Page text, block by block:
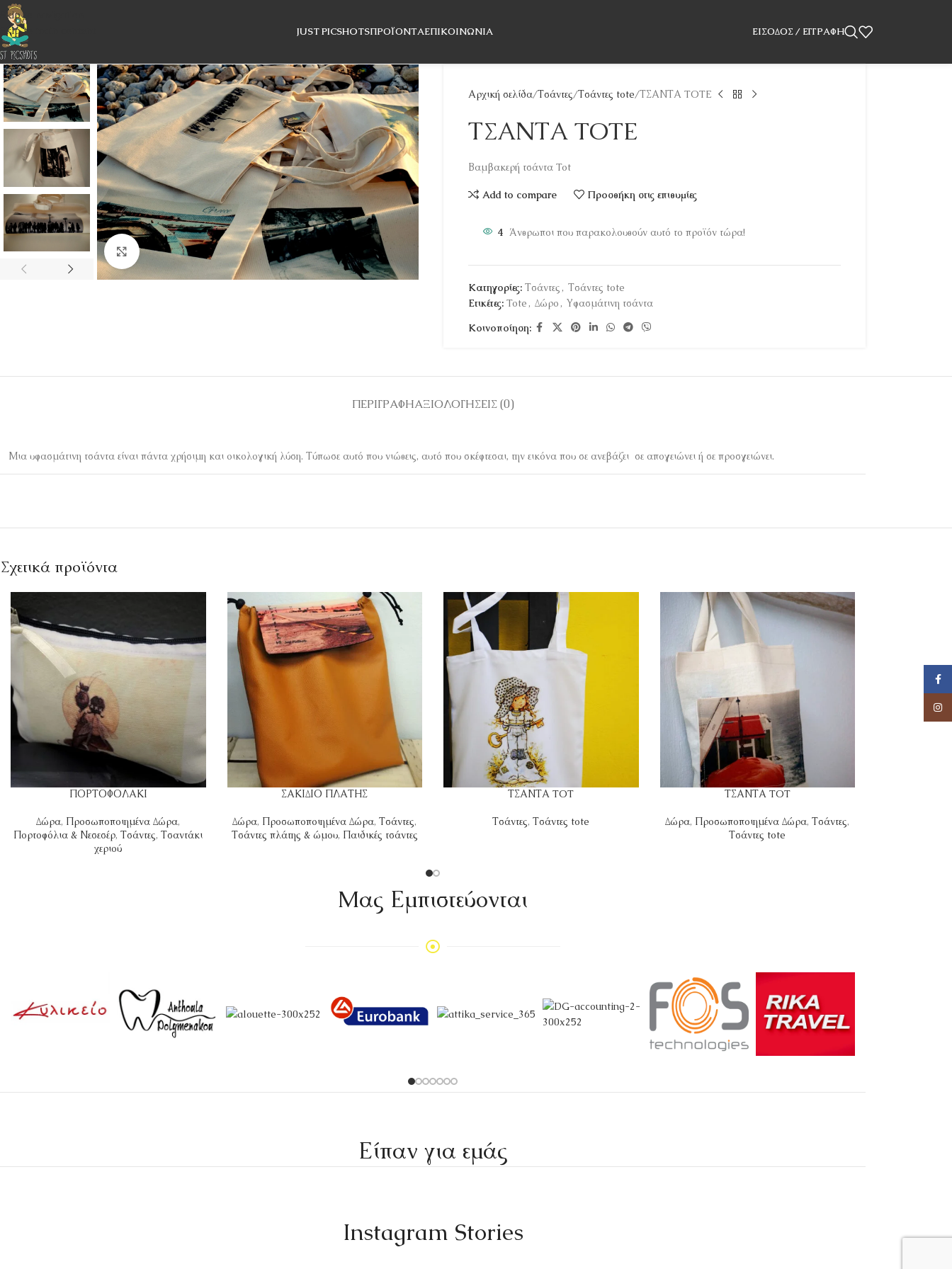
Skip to navigation
Skip to main content
JUST PICSHOTSΠΡΟΪΌΝΤΑΕΠΙΚΟΙΝΩΝΊΑ ΕΊΣΟΔΟΣ / ΕΓΓΡΑΦΉ
Κάντε κλικ για μεγέθυνση
Αρχική σελίδα Τσάντες Τσάντες tote ΤΣΑΝΤΑ TOTE
ΤΣΑΝΤΑ TOTE
Βαμβακερή τσάντα Tot
Add to compare Προσθήκη στις επιθυμίες
4 Άνθρωποι που παρακολουθούν αυτό το προϊόν τώρα!
Κατηγορίες: Τσάντες , Τσάντες tote
Ετικέτες: Tote , Δώρο , Υφασμάτινη τσάντα
Κοινοποίηση:
ΠΕΡΙΓΡΑΦΉΑΞΙΟΛΟΓΉΣΕΙΣ (0)
Μια υφασμάτινη τσάντα είναι πάντα χρήσιμη και οικολογική λύση. Τύπωσε αυτό που νιώθεις, αυτό που σκέφτεσαι, την εικόνα που σε ανεβάζει σε απογειώνει ή σε προσγειώνει.
Σχετικά προϊόντα
ΠΟΡΤΟΦΟΛΑΚΙ
Δώρα, Προσωποποιημένα Δώρα,
Πορτοφόλια & Νεσεσέρ,Τσάντες,Τσαντάκι
χεριού
ΣΑΚΙΔΙΟ ΠΛΑΤΗΣ
Δώρα, Προσωποποιημένα Δώρα,Τσάντες,
Τσάντες πλάτης & ώμου, Παιδικές τσάντες
ΤΣΑΝΤΑ TOT
Τσάντες,Τσάντες tote
ΤΣΑΝΤΑ TOT
Δώρα, Προσωποποιημένα Δώρα,Τσάντες,
Τσάντες tote
Mας Εμπιστεύονται
Είπαν για εμάς
Instagram Stories